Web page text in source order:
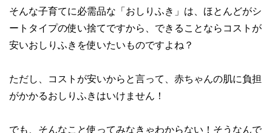
そんな子育てに必需品な「おしりふき」は、ほとんどがシ
ートタイプの使い捨てですから、できることならコストが
安いおしりふきを使いたいものですよね？
ただし、コストが安いからと言って、赤ちゃんの肌に負担
がかかるおしりふきはいけません！
でも、そんなこと使ってみなきゃわからない！そうなんで